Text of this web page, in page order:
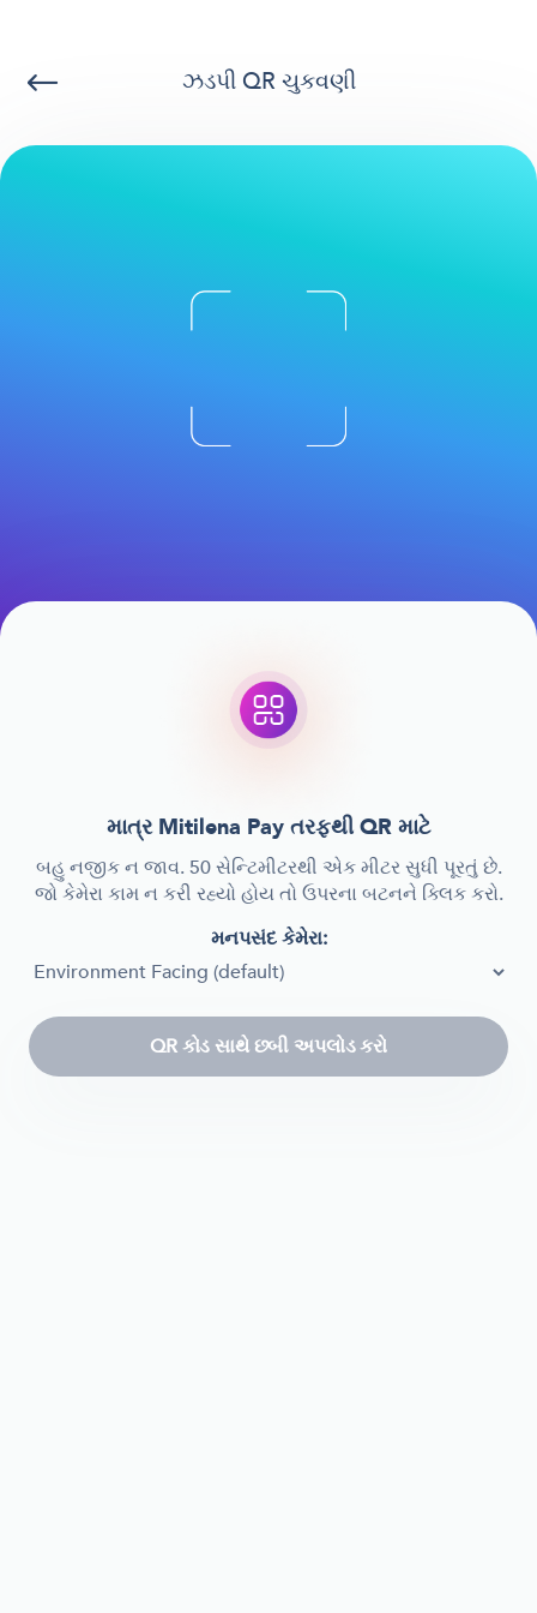
ઝડપી QR ચુકવણી
માત્ર Mitilena Pay તરફથી QR માટે
બહુ નજીક ન જાવ. 50 સેન્ટિમીટરથી એક મીટર સુધી પૂરતું છે.
જો કેમેરા કામ ન કરી રહ્યો હોય તો ઉપરના બટનને ક્લિક કરો.
મનપસંદ કેમેરા:
QR કોડ સાથે છબી અપલોડ કરો